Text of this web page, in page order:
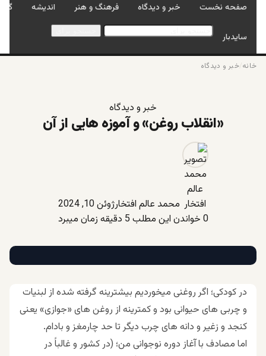
صفحه نخست خبر و دیدگاه فرهنگ و هنر اندیشه
سایدبار
خانه /خبر و دیدگاه
خبر و دیدگاه
«انقلاب روغن» و آموزه هایی از آن
محمد عالم افتخارژوئن 10, 2024
0 خواندن این مطلب 5 دقیقه زمان میبرد
در کودکی؛ اگر روغنی میخوردیم بیشترینه گرفته شده از لبنیات
و چربی های حیوانی بود و کمترینه از روغن های «جوازی» یعنی
کنجد و زغیر و دانه های چرب دیگر تا حد چارمغز و بادام.
اما مصادف با آغاز دوره نوجوانی من؛ (در کشور و غالباً در